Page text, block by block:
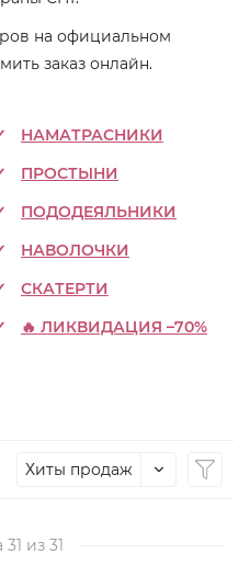
на официальном
заказ онлайн.
НАМАТРАСНИКИ
ПРОСТЫНИ
ПОДОДЕЯЛЬНИКИ
НАВОЛОЧКИ
СКАТЕРТИ
🔥 ЛИКВИДАЦИЯ –70%
Хиты продаж
из 31